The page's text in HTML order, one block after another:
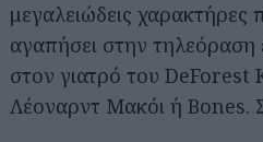
μεγαλειώδεις χαρακτήρες
αγαπήσει στην τηλεόραση
στον γιατρό του DeForest
Λέοναρντ Μακόι ή Bones.